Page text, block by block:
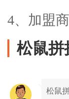
4、加盟
松鼠拼
松鼠